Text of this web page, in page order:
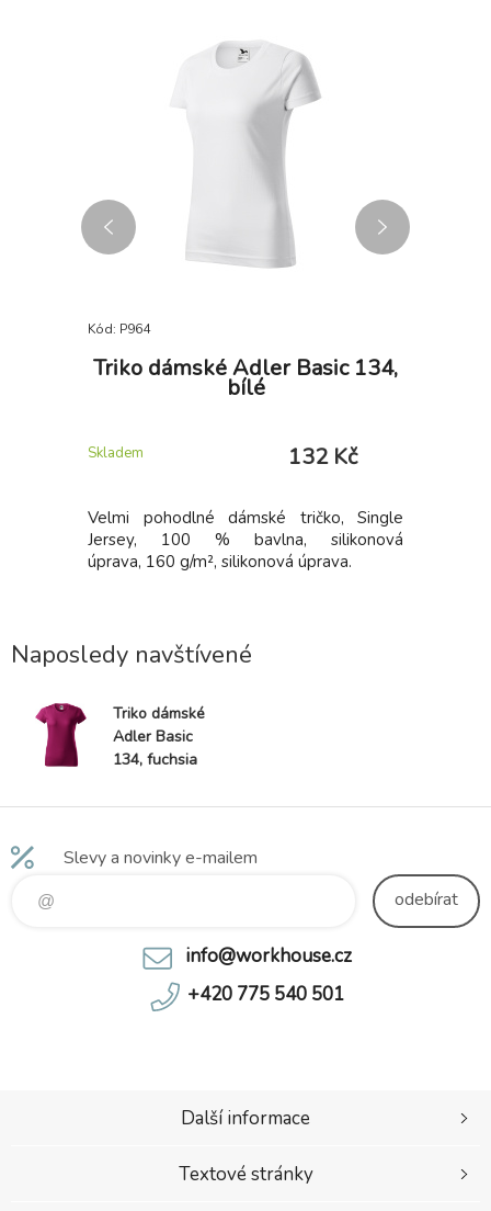
Kód: P964
Triko dámské Adler Basic 134,
bílé
Skladem 132 Kč
Velmi pohodlné dámské tričko, Single
Jersey, 100 % bavlna, silikonová
úprava, 160 g/m², silikonová úprava.
Naposledy navštívené
Triko dámské
Adler Basic
134, fuchsia
Slevy a novinky e-mailem
odebírat
info@workhouse.cz
+420 775 540 501
Další informace
Textové stránky